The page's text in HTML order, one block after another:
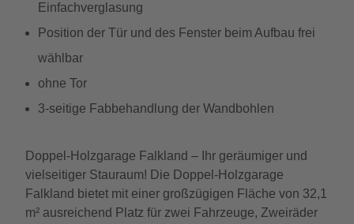
Einfachverglasung
Position der Tür und des Fenster beim Aufbau frei
wählbar
ohne Tor
3-seitige Fabbehandlung der Wandbohlen
Doppel-Holzgarage Falkland – Ihr geräumiger und
vielseitiger Stauraum! Die Doppel-Holzgarage
Falkland bietet mit einer großzügigen Fläche von 32,1
m² ausreichend Platz für zwei Fahrzeuge, Zweiräder